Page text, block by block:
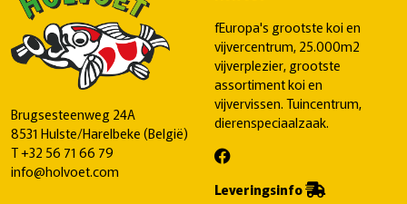
Brugsesteenweg 24A
8531 Hulste/Harelbeke (België)
T+32 56 71 66 79
info@holvoet.com
fEuropa's grootste koi en
vijvercentrum, 25.000m2
vijverplezier, grootste
assortiment koi en
vijvervissen. Tuincentrum,
dierenspeciaalzaak.
Leveringsinfo